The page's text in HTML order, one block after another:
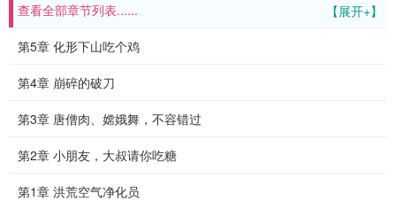
【展开+】
查看全部章节列表......
第5章 化形下山吃个鸡
第4章 崩碎的破刀
第3章 唐僧肉、嫦娥舞，不容错过
第2章 小朋友，大叔请你吃糖
第1章 洪荒空气净化员